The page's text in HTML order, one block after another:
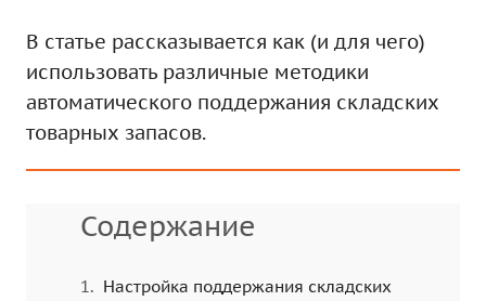
В статье рассказывается как (и для чего)
использовать различные методики
автоматического поддержания складских
товарных запасов.
Содержание
Настройка поддержания складских